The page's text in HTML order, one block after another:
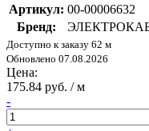
Артикул: 00-00006632
Бренд:
Доступно к заказу 62 м
Обновлено 07.08.2026
Цена:
175.84 руб. / м
-